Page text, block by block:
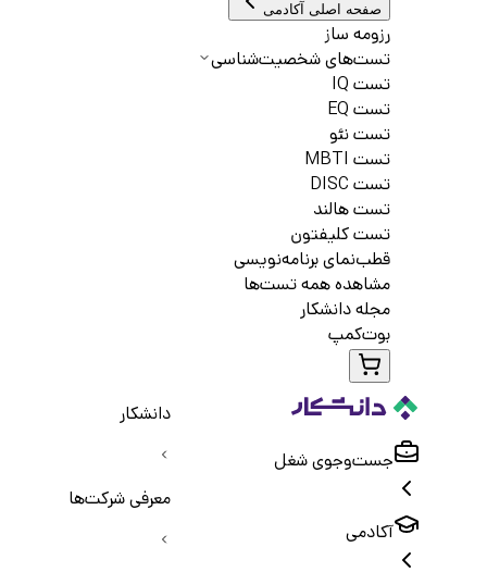
صفحه اصلی آکادمی
رزومه ساز
تست‌های شخصیت‌شناسی
تست IQ
تست EQ
تست نئو
تست MBTI
تست DISC
تست هالند
تست کلیفتون
قطب‌نمای برنامه‌نویسی
مشاهده همه تست‌ها
مجله دانشکار
بوت‌کمپ
جست‌و‌جوی شغل
آکادمی
دانشکار
معرفی شرکت‌ها